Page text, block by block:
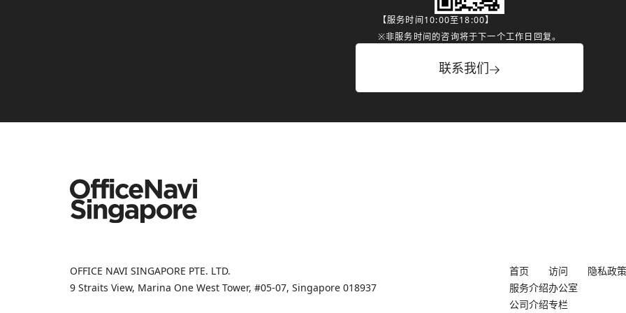
【服务时间10:00至18:00】
※非服务时间的咨询将于下一个工作日回复。
联系我们
OFFICE NAVI SINGAPORE PTE. LTD.
9 Straits View, Marina One West Tower, #05-07, Singapore 018937
首页
服务介绍
公司介绍
访问
办公室
专栏
隐私政